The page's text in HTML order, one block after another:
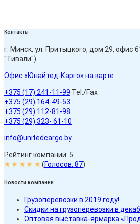
Контакты
г. Минск, ул. Притыцкого, дом 29, офис
"Тивали").
Офис «Юнайтед-Карго» на карте
+375 (17) 241-11-99 Tel./Fax
+375 (29) 164-49-53
+375 (29) 112-81-98
+375 (29) 323- 61-10
info@unitedcargo.by
Рейтинг компании: 5
✭ ✭ ✭ ✭ ✭ (Голосов: 87)
Новости компании
Грузоперевозки в 2019 году!
Скидки на грузоперевозки в
Оптовая выставка-ярмарка